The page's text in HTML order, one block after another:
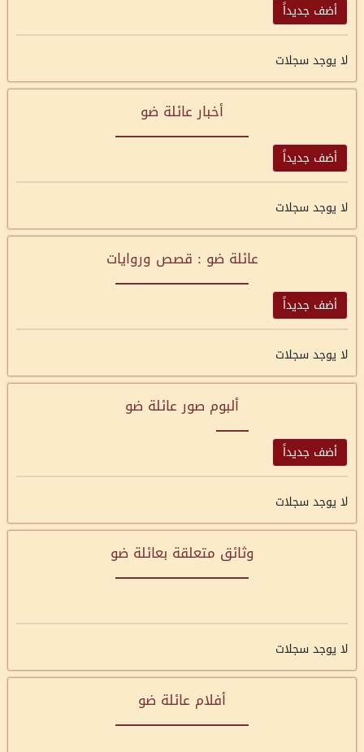
أضف جديداً
لا يوجد سجلات
أخبار عائلة ضو
أضف جديداً
لا يوجد سجلات
عائلة ضو : قصص وروايات
أضف جديداً
لا يوجد سجلات
ألبوم صور عائلة ضو
أضف جديداً
لا يوجد سجلات
وثائق متعلقة بعائلة ضو
لا يوجد سجلات
أفلام عائلة ضو